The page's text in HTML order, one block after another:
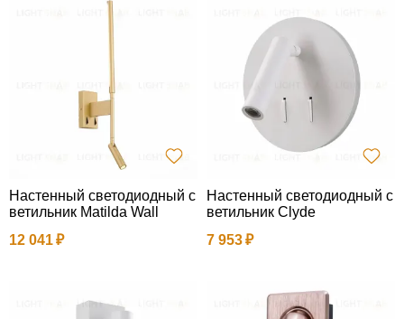
Настенный светодиодный с
ветильник Matilda Wall
12 041
Настенный светодиодный с
ветильник Clyde
7 953